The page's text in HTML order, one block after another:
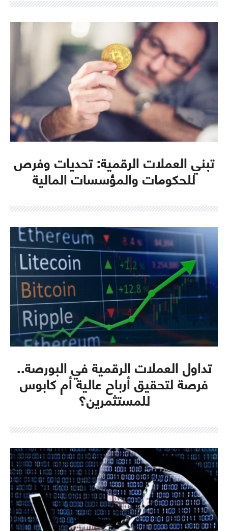
تبني العملات الرقمية: تحديات وفرص
للحكومات والمؤسسات المالية
تداول العملات الرقمية في البورصة..
فرصة لتحقيق أرباح عالية أم كابوس
للمستثمرين؟